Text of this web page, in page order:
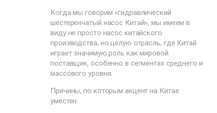
Когда мы говорим «гидравлический
шестеренчатый насос Китай», мы имеем в
виду не просто насос китайского
производства, но целую отрасль, где Китай
играет значимую роль как мировой
поставщик, особенно в сегментах среднего и
массового уровня.
Причины, по которым акцент на Китае
уместен: